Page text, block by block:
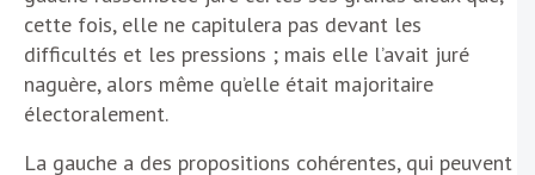
cette fois, elle ne capitulera pas devant les
difficultés et les pressions ; mais elle l’avait juré
naguère, alors même qu’elle était majoritaire
électoralement.
La gauche a des propositions cohérentes, qui peuvent